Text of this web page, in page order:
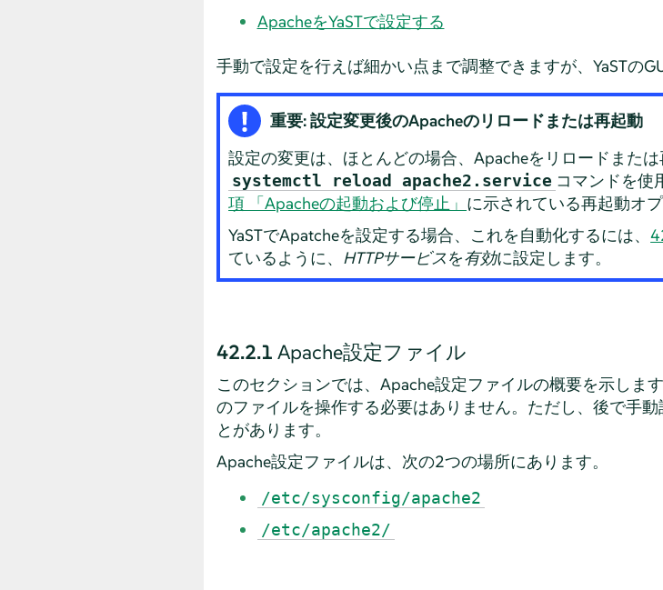
ApacheをYaSTで設定する
手動で設定を行えば細かい点まで調整できますが、YaSTの
重要: 設定変更後のApacheのリロードまたは再起動
設定の変更は、ほとんどの場合、Apacheをリロードまた
systemctl reload apache2.service コマンドを使
項 「Apacheの起動および停止」 に示されている再起動オ
YaSTでApatcheを設定する場合、これを自動化するには、
ているように、 HTTPサービスを有効に設定します。
42.2.1 Apache設定ファイル
このセクションでは、Apache設定ファイルの概要を示しま
のファイルを操作する必要はありません。ただし、後で手
とがあります。
Apache設定ファイルは、次の2つの場所にあります。
/etc/sysconfig/apache2
/etc/apache2/